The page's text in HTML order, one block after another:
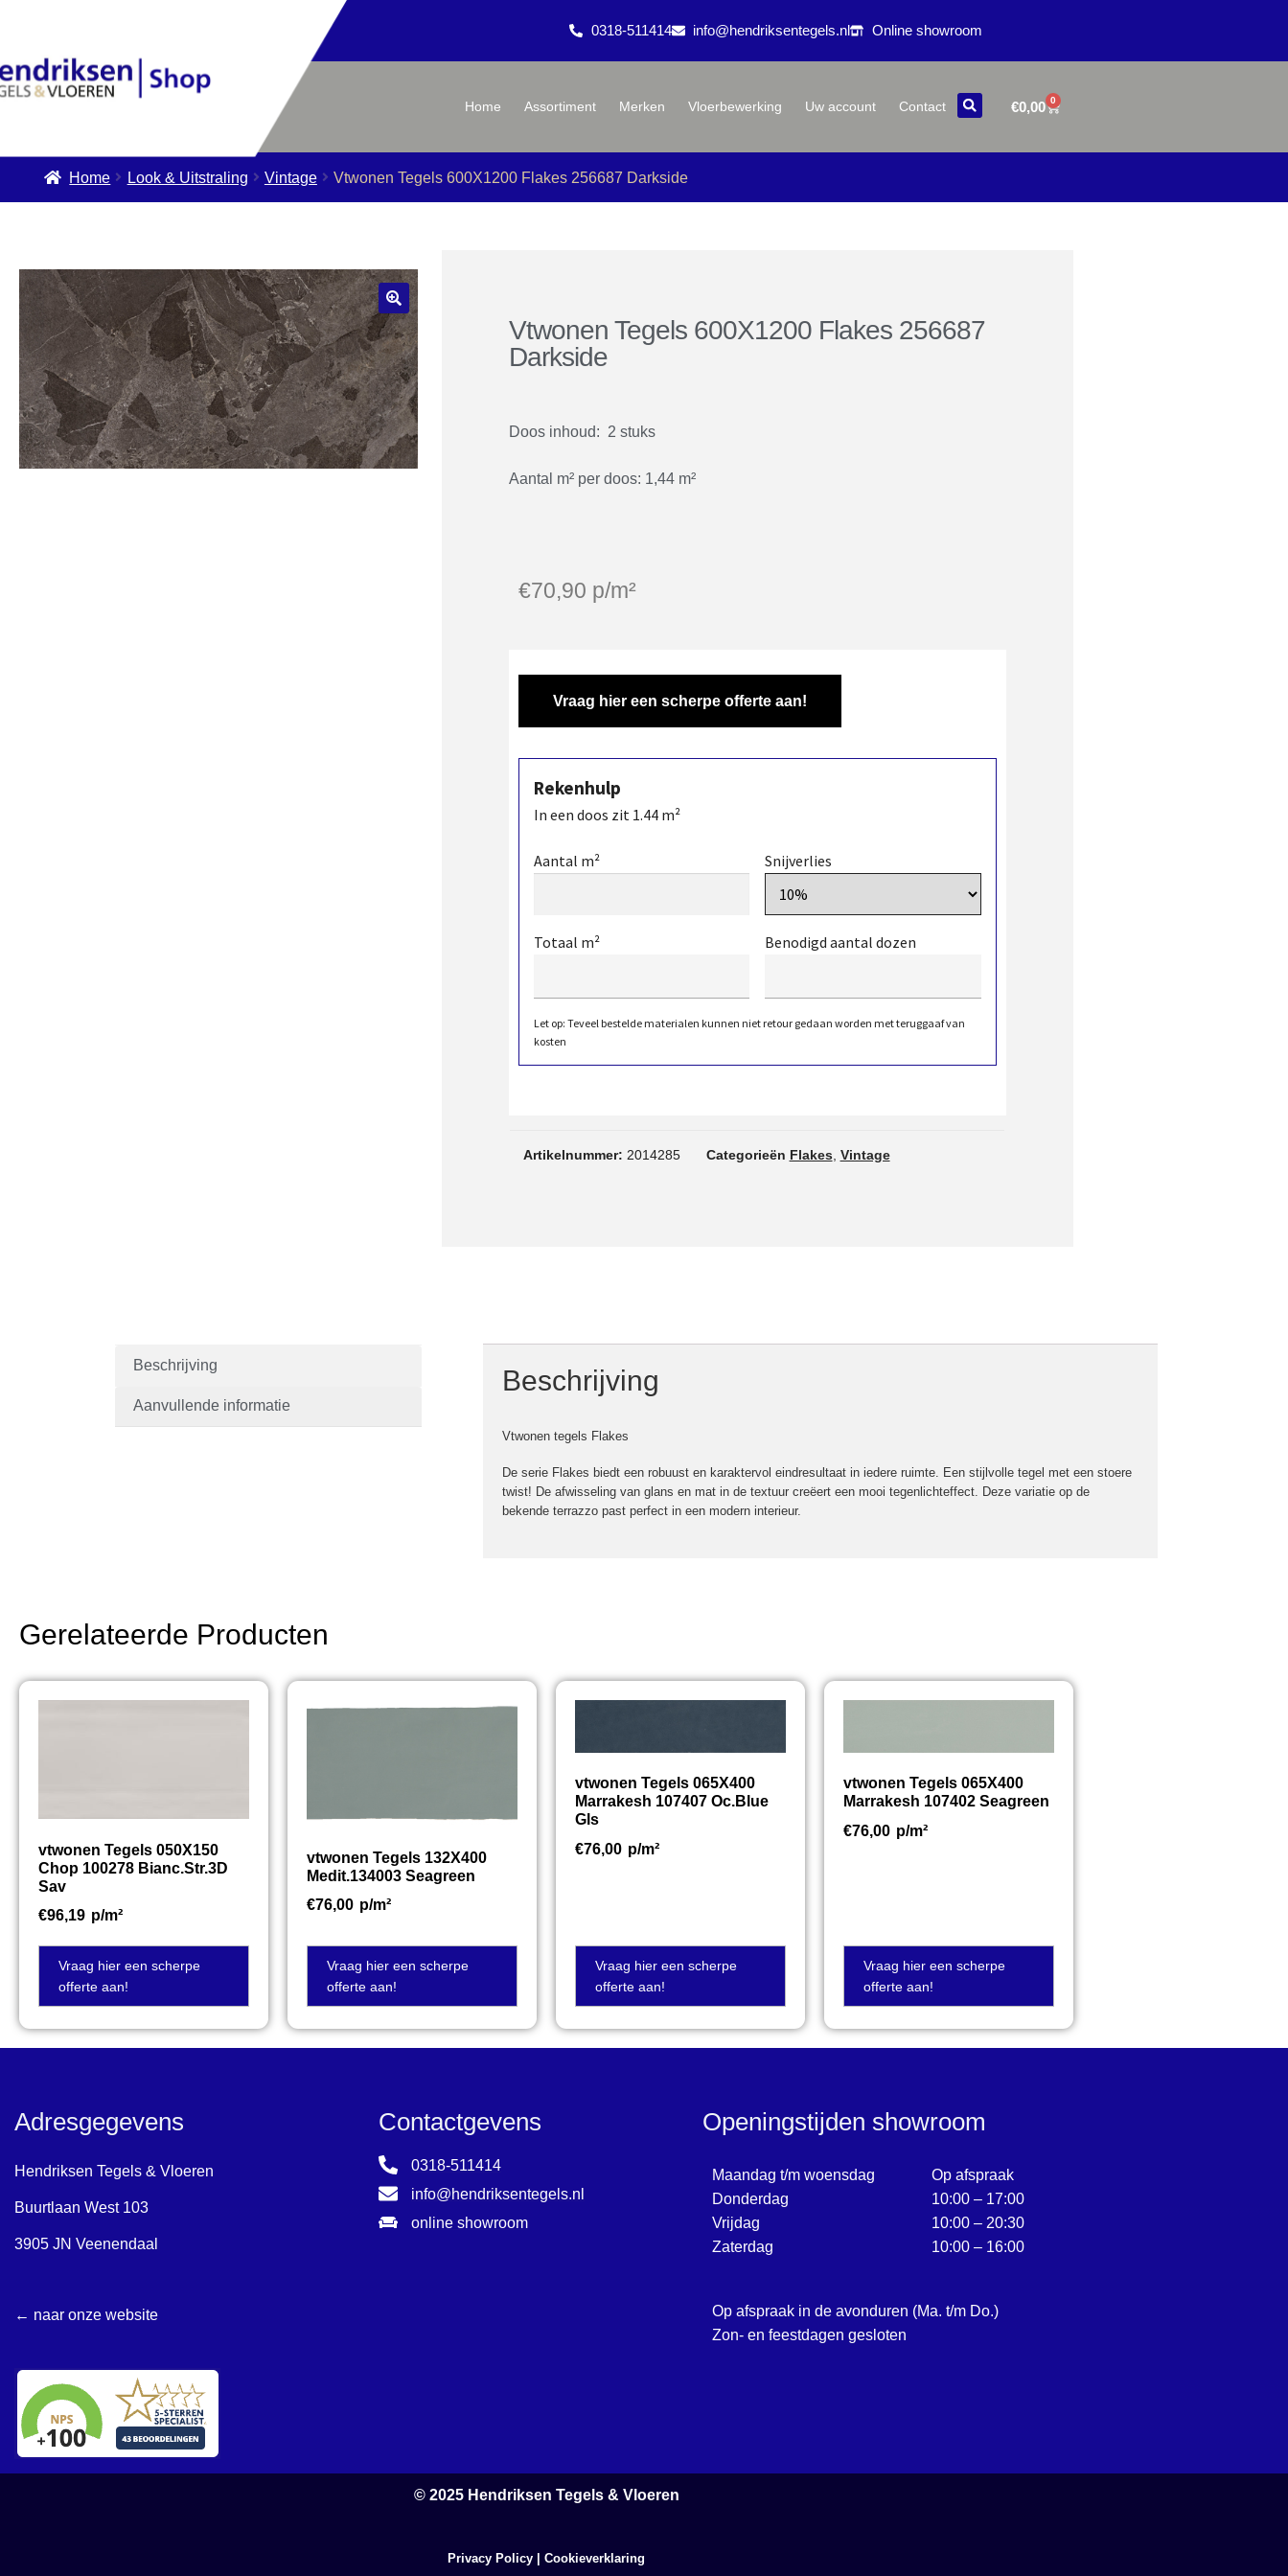
0318-511414 info@hendriksentegels.nl Online showroom
Home Assortiment Merken Vloerbewerking Uw account Contact €0,00 0
Home Look & Uitstraling Vintage Vtwonen Tegels 600X1200 Flakes 256687 Darkside
Vtwonen Tegels 600X1200 Flakes 256687
Darkside
Doos inhoud: 2 stuks
Aantal m² per doos: 1,44 m²
€70,90 p/m²
Vraag hier een scherpe offerte aan!
Rekenhulp
In een doos zit 1.44m²
Aantal m² Snijverlies
Totaal m² Benodigd aantal dozen
Let op: Teveel bestelde materialen kunnen niet retour gedaan worden met teruggaaf van
kosten
Artikelnummer: 2014285 Categorieën Flakes, Vintage
Beschrijving
Aanvullende informatie
Beschrijving
Vtwonen tegels Flakes
De serie Flakes biedt een robuust en karaktervol eindresultaat in iedere ruimte. Een stijlvolle tegel met een stoere
twist! De afwisseling van glans en mat in de textuur creëert een mooi tegenlichteffect. Deze variatie op de
bekende terrazzo past perfect in een modern interieur.
Gerelateerde Producten
vtwonen Tegels 050X150
Chop 100278 Bianc.Str.3D
Sav
€96,19 p/m²
Vraag hier een scherpe
offerte aan!
vtwonen Tegels 132X400
Medit.134003 Seagreen
€76,00 p/m²
Vraag hier een scherpe
offerte aan!
vtwonen Tegels 065X400
Marrakesh 107407 Oc.Blue
Gls
€76,00 p/m²
Vraag hier een scherpe
offerte aan!
vtwonen Tegels 065X400
Marrakesh 107402 Seagreen
€76,00 p/m²
Vraag hier een scherpe
offerte aan!
Adresgegevens
Hendriksen Tegels & Vloeren
Buurtlaan West 103
3905 JN Veenendaal
← naar onze website
Contactgevens
0318-511414
info@hendriksentegels.nl
online showroom
Openingstijden showroom
Maandag t/m woensdag
Donderdag
Vrijdag
Zaterdag
Op afspraak
10:00 – 17:00
10:00 – 20:30
10:00 – 16:00
Op afspraak in de avonduren (Ma. t/m Do.)
Zon- en feestdagen gesloten
© 2025 Hendriksen Tegels & Vloeren
Privacy Policy Cookieverklaring